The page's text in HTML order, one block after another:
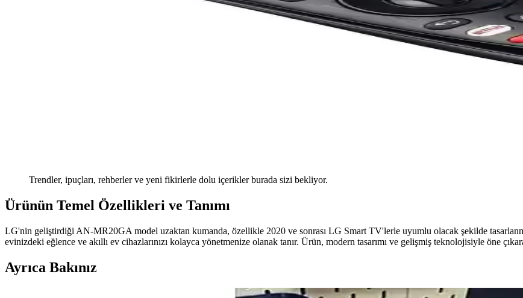
Trendler, ipuçları, rehberler ve yeni fikirlerle dolu içerikler burada sizi bekliyor.
Ürünün Temel Özellikleri ve Tanımı
LG'nin geliştirdiği AN-MR20GA model uzaktan kumanda, özellikle 2020 ve sonrası LG Smart TV'lerle uyumlu olacak şekilde
evinizdeki eğlence ve akıllı ev cihazlarınızı kolayca yönetmenize olanak tanır. Ürün, modern tasarımı ve gelişmiş teknolojisiyle öne
Ayrıca Bakınız